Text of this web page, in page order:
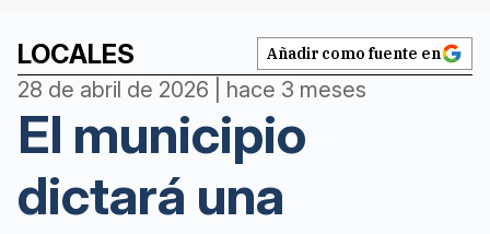
LOCALES Añadir como fuente en
28 de abril de 2026 | hace 3 meses
El municipio
dictará una